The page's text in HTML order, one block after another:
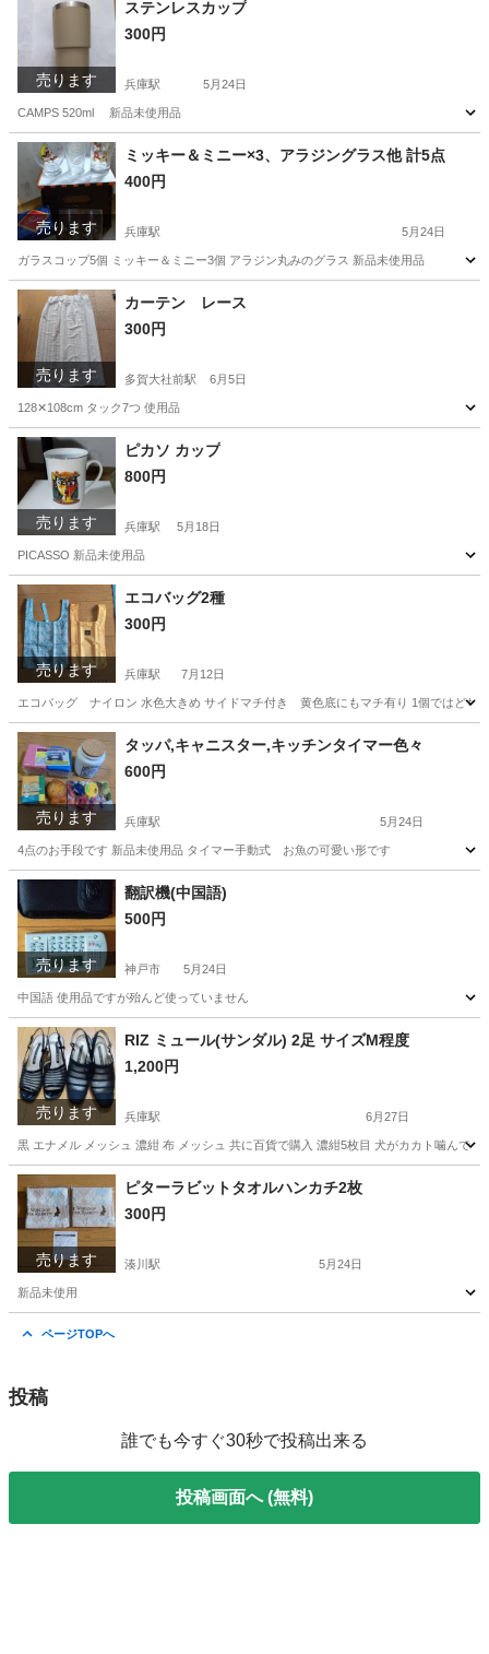
売ります
ステンレスカップ
300円
兵庫駅 5月24日
CAMPS 520ml 新品未使用品
兵庫 神戸市 兵庫駅 ステンレス
売ります
ミッキー＆ミニー×3、アラジングラス他 計5点
400円
兵庫駅 5月24日
ガラスコップ5個 ミッキー＆ミニー3個 アラジン丸みのグラス 新品未使用品
兵庫 神戸市
売ります
カーテン レース
300円
多賀大社前駅 6月5日
128✕108cm タック7つ 使用品
兵庫 神戸市 多賀大社前駅
売ります
ピカソ カップ
800円
兵庫駅 5月18日
PICASSO 新品未使用品
兵庫 神戸市 兵庫駅 食器
売ります
エコバッグ2種
300円
兵庫駅 7月12日
エコバッグ ナイロン 水色大きめ サイドマチ付き 黄色底にもマチ有り 1個ではどち
兵庫 神戸市 兵庫駅 エコバッグ
売ります
タッパ,キャニスター,キッチンタイマー色々
600円
兵庫駅 5月24日
4点のお手段です 新品未使用品 タイマー手動式 お魚の可愛い形です
兵庫 神戸市 兵庫駅 生活雑貨
売ります
翻訳機(中国語)
500円
神戸市 5月24日
中国語 使用品ですが殆んど使っていません
兵庫 神戸市 翻訳機
売ります
RIZ ミュール(サンダル) 2足 サイズM程度
1,200円
兵庫駅 6月27日
黒 エナメル メッシュ 濃紺 布 メッシュ 共に百貨で購入 濃紺5枚目 犬がカカト噛んで
兵庫 神戸市 兵庫駅 靴 キズ
売ります
ピターラビットタオルハンカチ2枚
300円
湊川駅 5月24日
新品未使用
ページTOPへ
投稿
誰でも今すぐ30秒で投稿出来る
投稿画面へ (無料)